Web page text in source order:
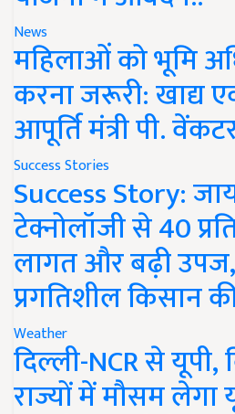
News
महिलाओं को भूमि
करना जरूरी: खाद्य
आपूर्ति मंत्री पी.
Success Stories
Success Story:
टेक्नोलॉजी से 40
लागत और बढ़ी
प्रगतिशील किसान
Weather
दिल्ली-NCR से
राज्यों में मौसम लेगा